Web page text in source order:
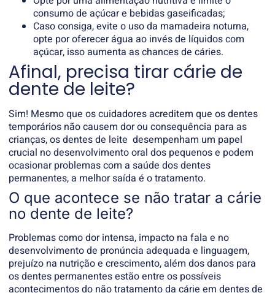
consumo de açúcar e bebidas gaseificadas;
Caso consiga, evite o uso da mamadeira noturna,
opte por oferecer água ao invés de líquidos com
açúcar, isso aumenta as chances de cáries.
Afinal, precisa tirar cárie de
dente de leite?
Sim! Mesmo que os cuidadores acreditem que os dentes
temporários não causem dor ou consequência para as
crianças, os dentes de leite desempenham um papel
crucial no desenvolvimento oral dos pequenos e podem
ocasionar problemas com a saúde dos dentes
permanentes, a melhor saída é o tratamento.
O que acontece se não tratar a cárie
no dente de leite?
Problemas como dor intensa, impacto na fala e no
desenvolvimento de pronúncia adequada e linguagem,
prejuízo na nutrição e crescimento, além dos danos para
os dentes permanentes estão entre os possíveis
acontecimentos do não tratamento da cárie em dentes de